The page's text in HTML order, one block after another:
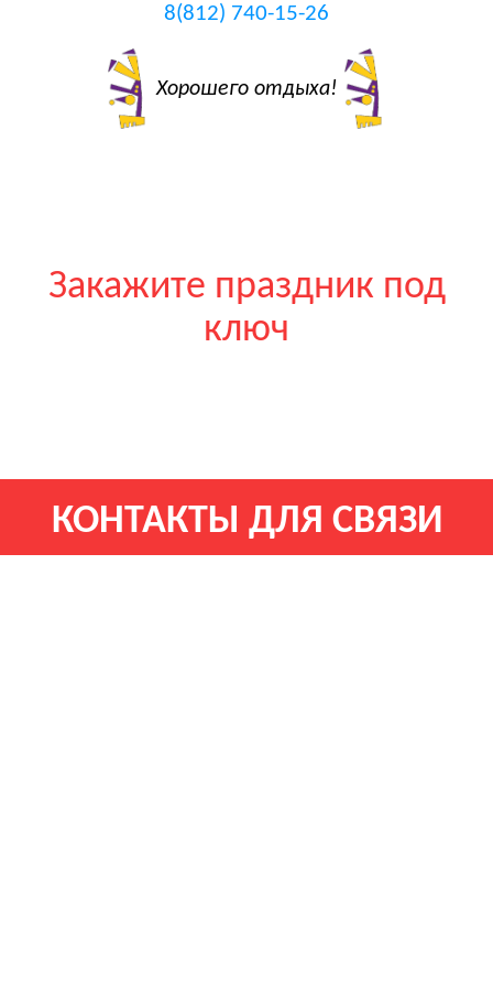
8(812) 740-15-26
Хорошего отдыха!
Закажите праздник под
ключ
КОНТАКТЫ ДЛЯ СВЯЗИ